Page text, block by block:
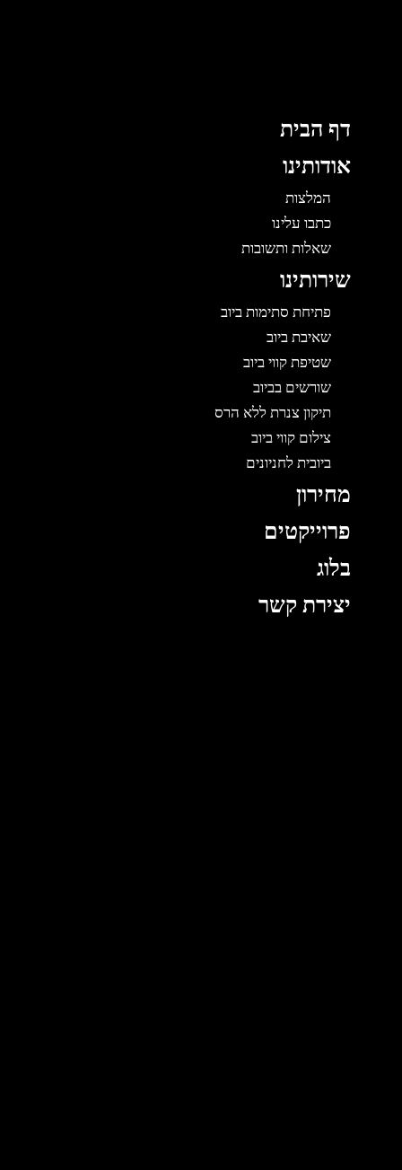
דף הבית
אודותינו
המלצות
כתבו עלינו
שאלות ותשובות
שירותינו
פתיחת סתימות ביוב
שאיבת ביוב
שטיפת קווי ביוב
שורשים בביוב
תיקון צנרת ללא הרס
צילום קווי ביוב
ביובית לחניונים
מחירון
פרוייקטים
בלוג
יצירת קשר